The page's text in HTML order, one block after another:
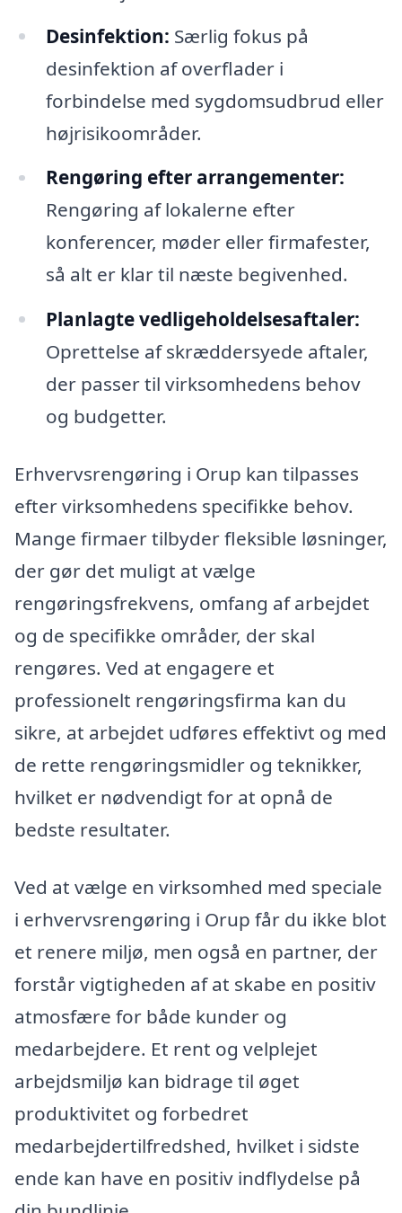
Desinfektion: Særlig fokus på
desinfektion af overflader i
forbindelse med sygdomsudbrud eller
højrisikoområder.
Rengøring efter arrangementer:
Rengøring af lokalerne efter
konferencer, møder eller firmafester,
så alt er klar til næste begivenhed.
Planlagte vedligeholdelsesaftaler:
Oprettelse af skræddersyede aftaler,
der passer til virksomhedens behov
og budgetter.
Erhvervsrengøring i Orup kan tilpasses
efter virksomhedens specifikke behov.
Mange firmaer tilbyder fleksible løsninger,
der gør det muligt at vælge
rengøringsfrekvens, omfang af arbejdet
og de specifikke områder, der skal
rengøres. Ved at engagere et
professionelt rengøringsfirma kan du
sikre, at arbejdet udføres effektivt og med
de rette rengøringsmidler og teknikker,
hvilket er nødvendigt for at opnå de
bedste resultater.
Ved at vælge en virksomhed med speciale
i erhvervsrengøring i Orup får du ikke blot
et renere miljø, men også en partner, der
forstår vigtigheden af at skabe en positiv
atmosfære for både kunder og
medarbejdere. Et rent og velplejet
arbejdsmiljø kan bidrage til øget
produktivitet og forbedret
medarbejdertilfredshed, hvilket i sidste
ende kan have en positiv indflydelse på